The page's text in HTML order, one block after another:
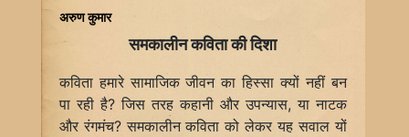
अरुण कुमार
समकालीन कविता की दिशा
कविता हमारे सामाजिक जीवन का हिस्सा क्यों नहीं बन
पा रही है? जिस तरह कहानी और उपन्यास, या नाटक
और रंगमंच? समकालीन कविता को लेकर यह सवाल यों